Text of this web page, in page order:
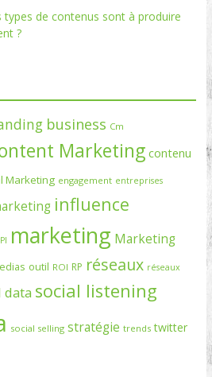
types de contenus sont à produire
?
business Cm
Marketing contenu
Marketing engagement entreprises
influence
marketing Marketing
outil ROI RP réseaux réseaux
data social listening
social selling stratégie trends twitter